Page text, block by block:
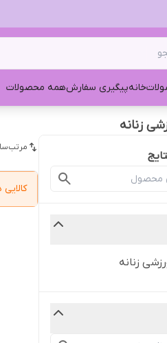
خانهپیگیری سفارشهمه محصولات
زنانه
زنانه